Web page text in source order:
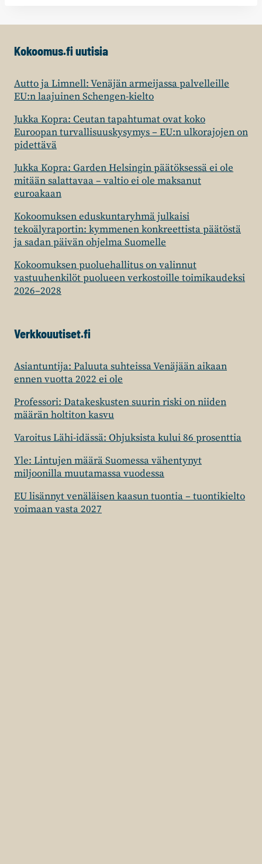
Kokoomus.fi uutisia
Autto ja Limnell: Venäjän armeijassa palvelleille
EU:n laajuinen Schengen-kielto
Jukka Kopra: Ceutan tapahtumat ovat koko
Euroopan turvallisuuskysymys – EU:n ulkorajojen on
pidettävä
Jukka Kopra: Garden Helsingin päätöksessä ei ole
mitään salattavaa – valtio ei ole maksanut
euroakaan
Kokoomuksen eduskuntaryhmä julkaisi
tekoälyraportin: kymmenen konkreettista päätöstä
ja sadan päivän ohjelma Suomelle
Kokoomuksen puoluehallitus on valinnut
vastuuhenkilöt puolueen verkostoille toimikaudeksi
2026–2028
Verkkouutiset.fi
Asiantuntija: Paluuta suhteissa Venäjään aikaan
ennen vuotta 2022 ei ole
Professori: Datakeskusten suurin riski on niiden
määrän holtiton kasvu
Varoitus Lähi-idässä: Ohjuksista kului 86 prosenttia
Yle: Lintujen määrä Suomessa vähentynyt
miljoonilla muutamassa vuodessa
EU lisännyt venäläisen kaasun tuontia – tuontikielto
voimaan vasta 2027